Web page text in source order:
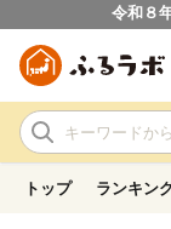
令和８
トップ ランキン